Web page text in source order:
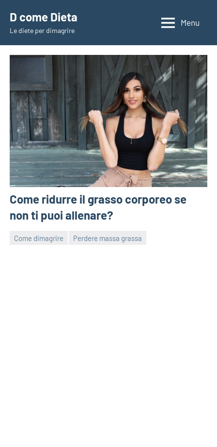
contenuto
D come Dieta
Le diete per dimagrire
Menu
Come ridurre il grasso corporeo se
non ti puoi allenare?
Come dimagrire Perdere massa grassa